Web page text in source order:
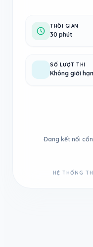
THỜI GIAN
30 phút
SỐ LƯỢT THI
Không giới hạn
Đang kết nối
HỆ THỐNG